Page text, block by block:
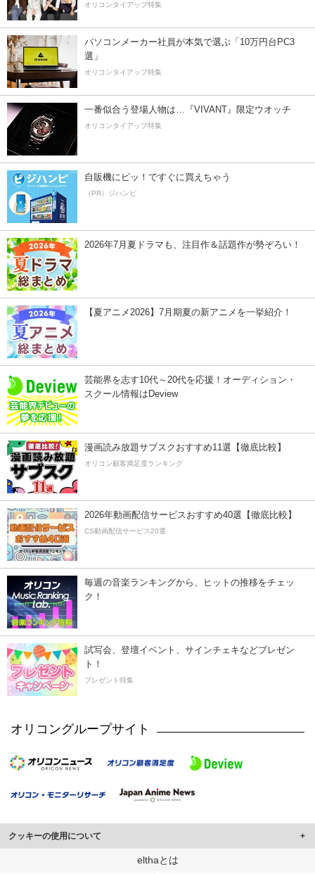
オリコンタイアップ特集
パソコンメーカー社員が本気で選ぶ「10万円台PC3
選」
オリコンタイアップ特集
一番似合う登場人物は…『VIVANT』限定ウオッチ
オリコンタイアップ特集
自販機にピッ！ですぐに買えちゃう
（PR）ジハンピ
2026年7月夏ドラマも、注目作＆話題作が勢ぞろい！
【夏アニメ2026】7月期夏の新アニメを一挙紹介！
芸能界を志す10代～20代を応援！オーディション・
スクール情報はDeview
漫画読み放題サブスクおすすめ11選【徹底比較】
オリコン顧客満足度ランキング
2026年動画配信サービスおすすめ40選【徹底比較】
CS動画配信サービス20選
毎週の音楽ランキングから、ヒットの推移をチェッ
ク！
試写会、登壇イベント、サインチェキなどプレゼン
ト！
プレゼント特集
オリコングループサイト
クッキーの使用について
このサイトでは Cookie を使用して、ユーザーに合わせたコンテンツや広告の
elthaとは